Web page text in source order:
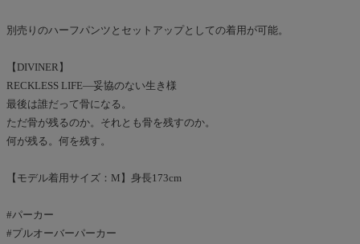
別売りのハーフパンツとセットアップとしての着用が可能。
【DIVINER】
RECKLESS LIFE―妥協のない生き様
最後は誰だって骨になる。
ただ骨が残るのか。それとも骨を残すのか。
何が残る。何を残す。
【モデル着用サイズ：M】身長173cm
#パーカー
#プルオーバーパーカー